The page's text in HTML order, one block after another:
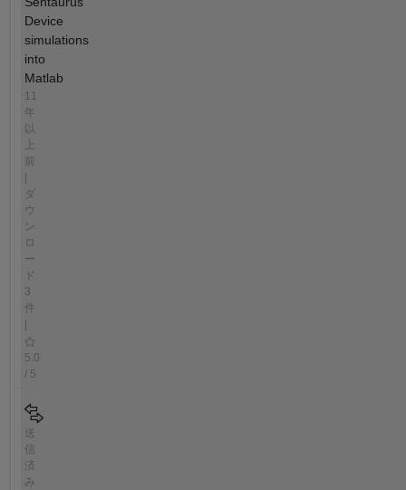
Device
simulations
into
Matlab
11
年
以
前
|
ダ
ウ
ン
ロ
ー
ド
3
件
|
5.0
/ 5
送
信
済
み